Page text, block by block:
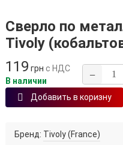
Сверло по
Tivoly
119 грн с НДС
В наличии
−
Добавить в коризну
Бренд: Tivoly (France)